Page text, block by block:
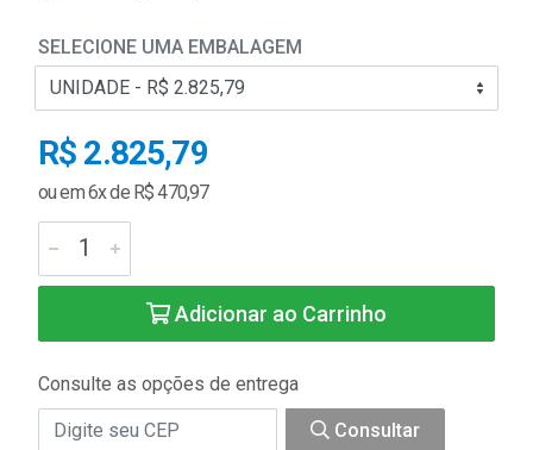
SELECIONE UMA EMBALAGEM
R$ 2.825,79
ou em 6x de R$ 470,97
Adicionar ao Carrinho
Consulte as opções de entrega
Consultar